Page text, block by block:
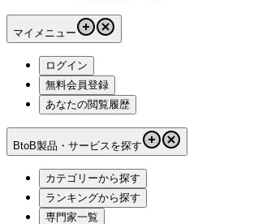
マイメニュー
ログイン
無料会員登録
あなたの閲覧履歴
BtoB製品・サービスを探す
カテゴリーから探す
ランキングから探す
専門家一覧